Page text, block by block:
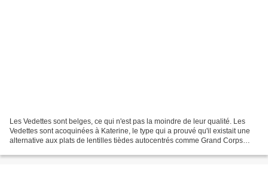
Les Vedettes sont belges, ce qui n'est pas la moindre de leur qualité. Les
Vedettes sont acoquinées à Katerine, le type qui a prouvé qu'il existait une
alternative aux plats de lentilles tièdes autocentrés comme Grand Corps